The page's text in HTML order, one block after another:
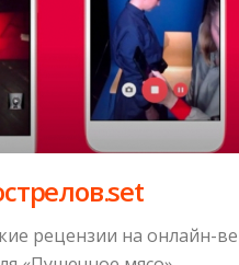
рецензии на онлайн-